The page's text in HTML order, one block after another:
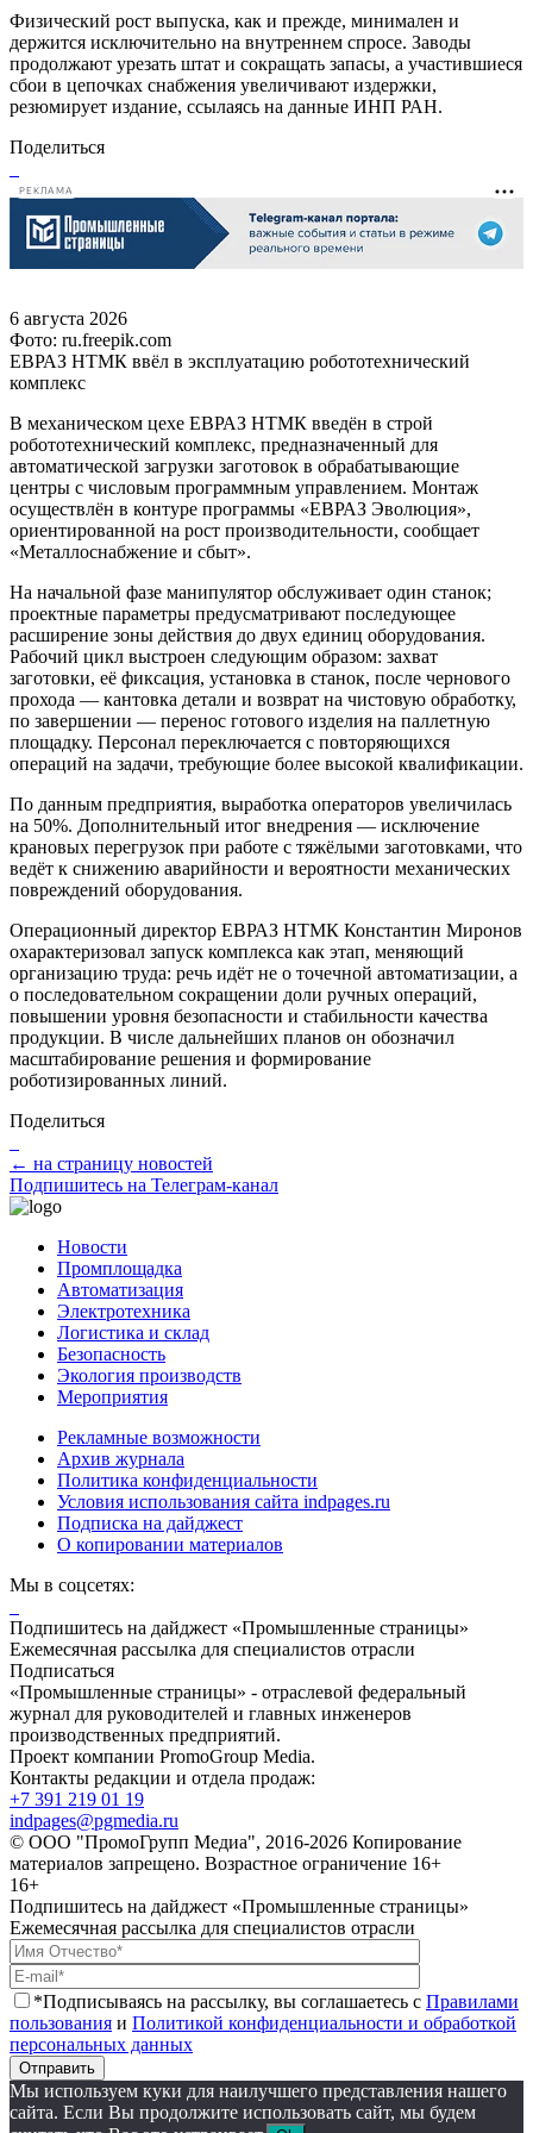
Физический рост выпуска, как и прежде, минимален и
держится исключительно на внутреннем спросе. Заводы
продолжают урезать штат и сокращать запасы, а участившиеся
сбои в цепочках снабжения увеличивают издержки,
резюмирует издание, ссылаясь на данные ИНП РАН.
Поделиться
РЕКЛАМА
6 августа 2026
Фото: ru.freepik.com
ЕВРАЗ НТМК ввёл в эксплуатацию робототехнический
комплекс
В механическом цехе ЕВРАЗ НТМК введён в строй
робототехнический комплекс, предназначенный для
автоматической загрузки заготовок в обрабатывающие
центры с числовым программным управлением. Монтаж
осуществлён в контуре программы «ЕВРАЗ Эволюция»,
ориентированной на рост производительности, сообщает
«Металлоснабжение и сбыт».
На начальной фазе манипулятор обслуживает один станок;
проектные параметры предусматривают последующее
расширение зоны действия до двух единиц оборудования.
Рабочий цикл выстроен следующим образом: захват
заготовки, её фиксация, установка в станок, после чернового
прохода — кантовка детали и возврат на чистовую обработку,
по завершении — перенос готового изделия на паллетную
площадку. Персонал переключается с повторяющихся
операций на задачи, требующие более высокой квалификации.
По данным предприятия, выработка операторов увеличилась
на 50%. Дополнительный итог внедрения — исключение
крановых перегрузок при работе с тяжёлыми заготовками, что
ведёт к снижению аварийности и вероятности механических
повреждений оборудования.
Операционный директор ЕВРАЗ НТМК Константин Миронов
охарактеризовал запуск комплекса как этап, меняющий
организацию труда: речь идёт не о точечной автоматизации, а
о последовательном сокращении доли ручных операций,
повышении уровня безопасности и стабильности качества
продукции. В числе дальнейших планов он обозначил
масштабирование решения и формирование
роботизированных линий.
Поделиться
← на страницу новостей
Подпишитесь на Телеграм-канал
Новости
Промплощадка
Автоматизация
Электротехника
Логистика и склад
Безопасность
Экология производств
Мероприятия
Рекламные возможности
Архив журнала
Политика конфиденциальности
Условия использования сайта indpages.ru
Подписка на дайджест
О копировании материалов
Мы в соцсетях:
Подпишитесь на дайджест «Промышленные страницы»
Ежемесячная рассылка для специалистов отрасли
Подписаться
«Промышленные страницы» - отраслевой федеральный
журнал для руководителей и главных инженеров
производственных предприятий.
Проект компании PromoGroup Media.
Контакты редакции и отдела продаж:
+7 391 219 01 19
indpages@pgmedia.ru
© ООО "ПромоГрупп Медиа", 2016-2026 Копирование
материалов запрещено. Возрастное ограничение 16+
16+
Подпишитесь на дайджест «Промышленные страницы»
Ежемесячная рассылка для специалистов отрасли
*Подписываясь на рассылку, вы соглашаетесь с Правилами
пользования и Политикой конфиденциальности и обработкой
персональных данных
Отправить
Мы используем куки для наилучшего представления нашего
сайта. Если Вы продолжите использовать сайт, мы будем